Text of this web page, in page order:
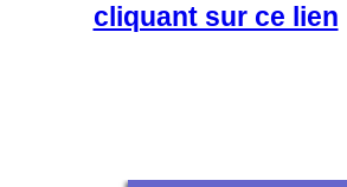
cliquant sur ce lien